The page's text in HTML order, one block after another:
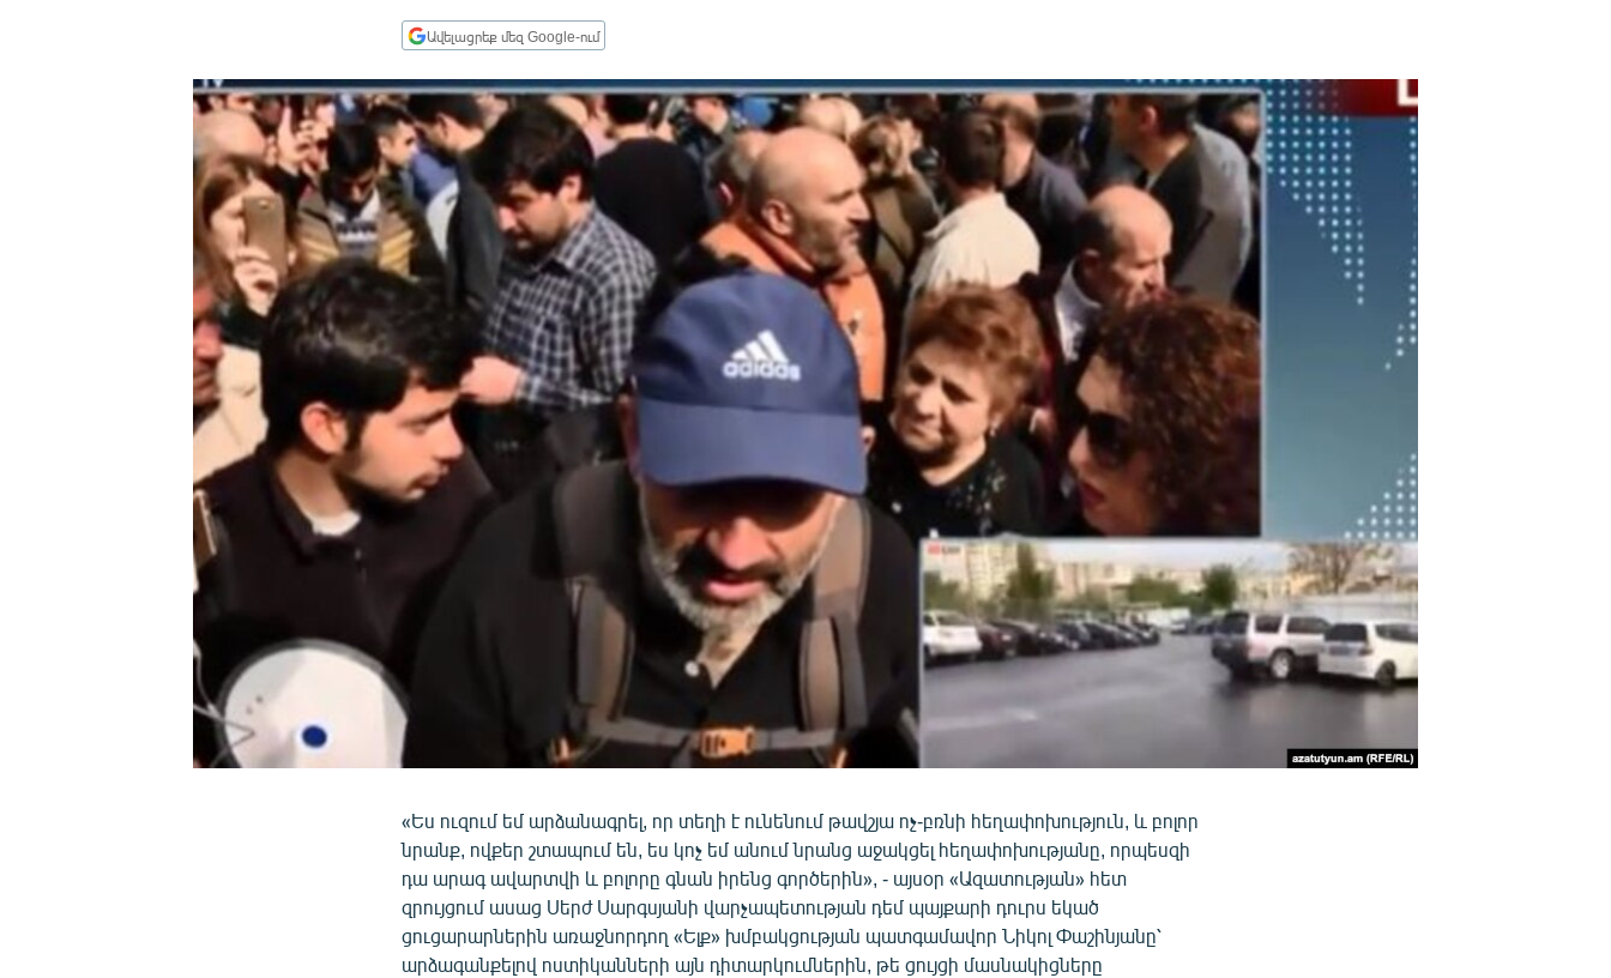
ՄԵԿՆԱԲԱՆՈՒԹՅՈՒՆ
ՁԳՏԵԼՈՎ ԼԱՎԱԳՈՒՅՆԻՆ
Ավելացրեք մեզ Google-ում
«Ես ուզում եմ արձանագրել, որ տեղի է ունենում թավշյա ոչ-բռնի հեղափոխություն, և բոլոր
նրանք, ովքեր շտապում են, ես կոչ եմ անում նրանց աջակցել հեղափոխությանը, որպեսզի
դա արագ ավարտվի և բոլորը գնան իրենց գործերին», - այսօր «Ազատության» հետ
զրույցում ասաց Սերժ Սարգսյանի վարչապետության դեմ պայքարի դուրս եկած
ցուցարարներին առաջնորդող «Ելք» խմբակցության պատգամավոր Նիկոլ Փաշինյանը՝
արձագանքելով ոստիկանների այն դիտարկումներին, թե ցույցի մասնակիցները